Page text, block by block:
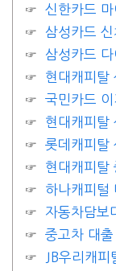
신한카드
삼성카드
삼성카드
현대캐피탈
국민카드
현대캐피탈
롯데캐피탈
현대캐피탈
하나캐피털
자동차담보
중고차 대
JB우리캐